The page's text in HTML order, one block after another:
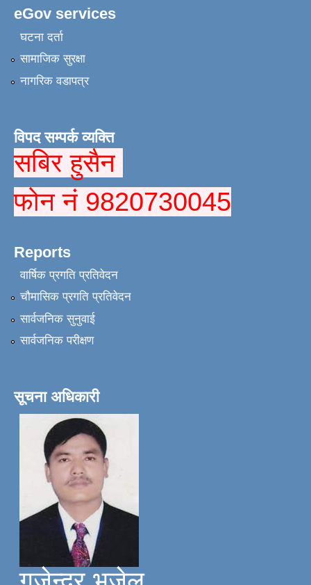
eGov services
घटना दर्ता
सामाजिक सुरक्षा
नागरिक वडापत्र
विपद सम्पर्क व्यक्ति
सबिर हुसैन
फोन नं 9820730045
Reports
वार्षिक प्रगति प्रतिवेदन
चौमासिक प्रगति प्रतिवेदन
सार्वजनिक सुनुवाई
सार्वजनिक परीक्षण
सूचना अधिकारी